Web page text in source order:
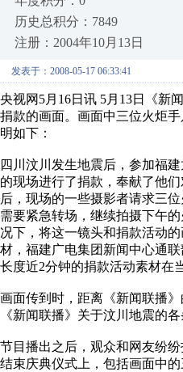
历史总积分：7849
注册：2004年10月13日
发表于：2008-05-17 06:33:41
央视网5月16日讯 5月13日《新
捐款的画面。画面中三位火炬
明如下：
四川汶川发生地震后，参加福
的现场进行了捐款，奉献了他
后，现场的一些摄影者请求三
需要紧急转场，继续拍摄下午
况下，将这一镜头和捐款活动
材，福建广电集团新闻中心通
长度近2分钟的捐款活动素材在
画面传到时，距离《新闻联播
《新闻联播》关于汶川地震的
节目播出之后，观众和网友纷
结束庆典仪式上，包括画面中